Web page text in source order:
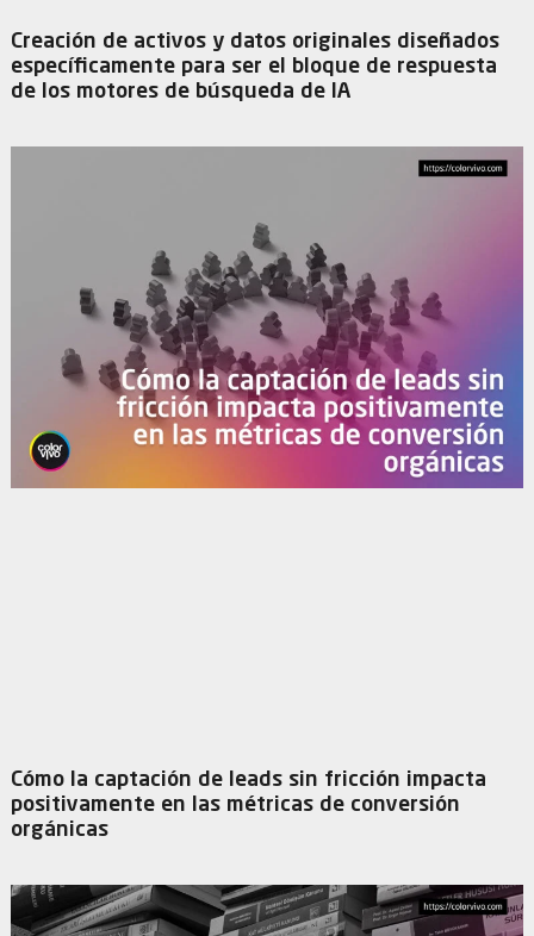
Creación de activos y datos originales diseñados
específicamente para ser el bloque de respuesta
de los motores de búsqueda de IA
Cómo la captación de leads sin fricción impacta
positivamente en las métricas de conversión
orgánicas